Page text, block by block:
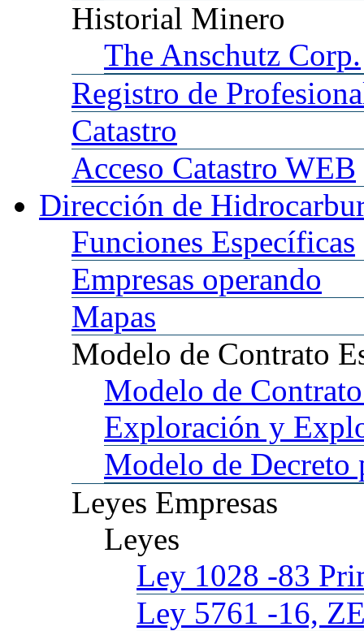
Historial Minero
The Anschutz Corp.
Registro de
Catastro
Acceso Catastro WEB
Dirección de
Funciones Específicas
Empresas operando
Mapas
Modelo de Contrato
Modelo de
Exploración y
Modelo de Decreto
Leyes Empresas
Leyes
Ley 1028 -83
Ley 5761 -16,